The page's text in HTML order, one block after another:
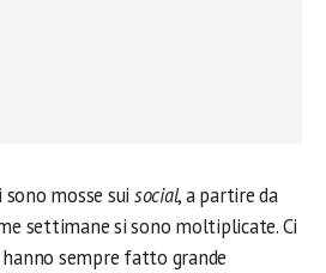
mosse sui social, a partire da
settimane si sono moltiplicate. Ci
sempre fatto grande